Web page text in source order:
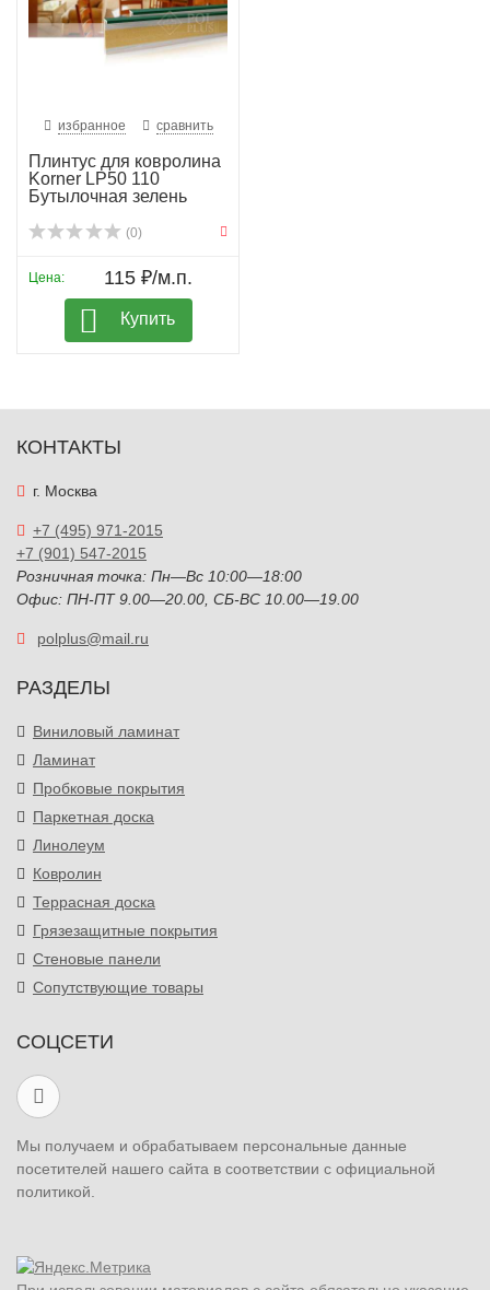
избранное сравнить
Плинтус для ковролина
Korner LP50 110
Бутылочная зелень
(0)
Цена: 115 ₽/м.п.
Купить
КОНТАКТЫ
г. Москва
+7 (495) 971-2015
+7 (901) 547-2015
Розничная точка: Пн—Вс 10:00—18:00
Офис: ПН-ПТ 9.00—20.00, СБ-ВС 10.00—19.00
polplus@mail.ru
РАЗДЕЛЫ
Виниловый ламинат
Ламинат
Пробковые покрытия
Паркетная доска
Линолеум
Ковролин
Террасная доска
Грязезащитные покрытия
Стеновые панели
Сопутствующие товары
СОЦСЕТИ
Мы получаем и обрабатываем персональные данные
посетителей нашего сайта в соответствии с официальной
политикой.